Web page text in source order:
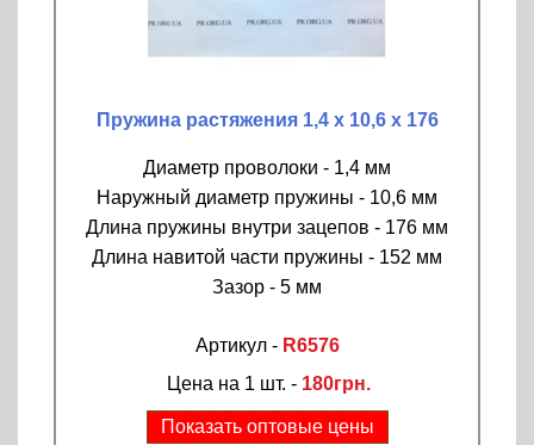
Пружина растяжения 1,4 х 10,6 х 176
Диаметр проволоки - 1,4 мм
Наружный диаметр пружины - 10,6 мм
Длина пружины внутри зацепов - 176 мм
Длина навитой части пружины - 152 мм
Зазор - 5 мм
Артикул - R6576
Цена на 1 шт. - 180грн.
Показать оптовые цены